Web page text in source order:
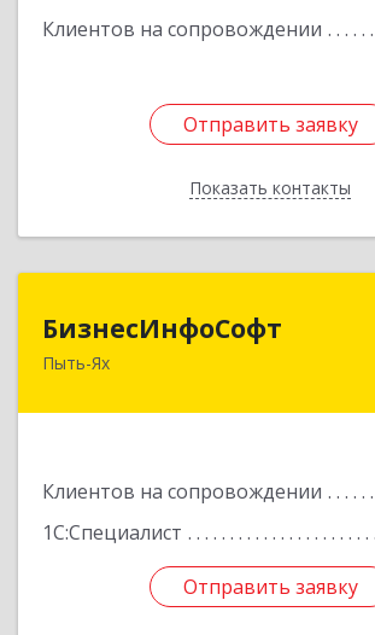
Клиентов на сопровождении
Отправить заявку
Показать контакты
Отправить заявку
Назад
БизнесИнфоСофт
Пыть-Ях
Клиентов на сопровождении
1С:Специалист
Отправить заявку
628380, Ханты-Мансийский
Отправить заявку